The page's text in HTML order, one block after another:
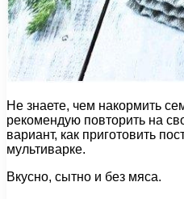
Не знаете, чем накормить
рекомендую повторить на
вариант, как приготовить
мультиварке.
Вкусно, сытно и без мяса.